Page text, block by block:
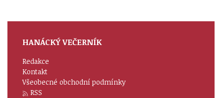
HANÁCKÝ VEČERNÍK
Redakce
Kontakt
Všeobecné obchodní podmínky
RSS